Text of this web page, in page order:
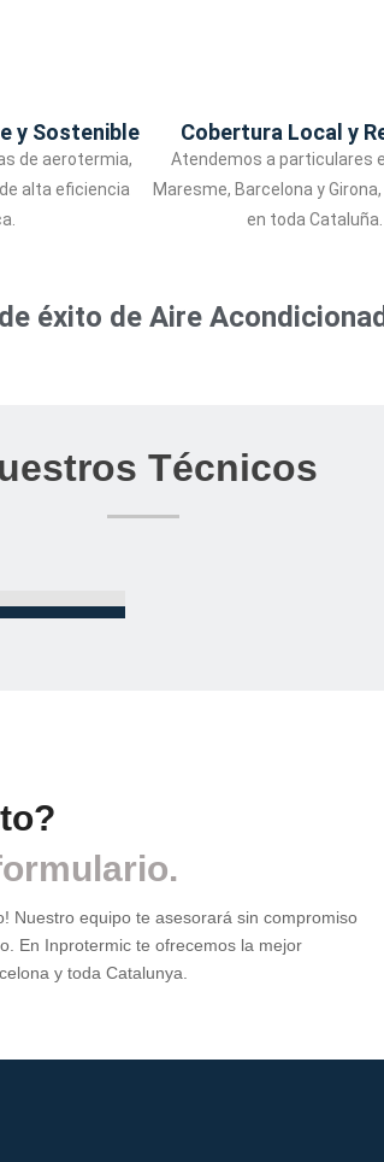
y Sostenible
de aerotermia,
alta eficiencia
Cobertura Local y
Atendemos a particulares
Maresme, Barcelona y
en toda Cataluña.
éxito de Aire
Técnicos
Nuestro equipo te asesorará sin compromiso
En Inprotermic te ofrecemos la mejor
y toda Catalunya.